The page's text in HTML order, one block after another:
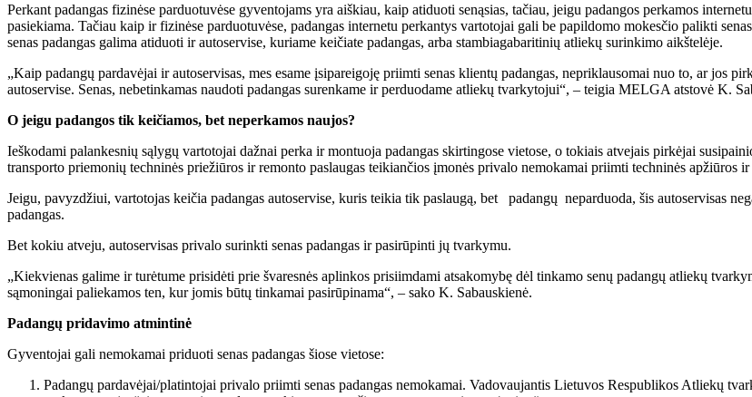
Perkant padangas fizinėse parduotuvėse gyventojams yra aiškiau, kaip atiduoti senąsias, tačiau, jeigu padangos perkamos
pasiekiama. Tačiau kaip ir fizinėse parduotuvėse, padangas internetu perkantys vartotojai gali be papildomo mokesčio palikti
senas padangas galima atiduoti ir autoservise, kuriame keičiate padangas, arba stambiagabaritinių atliekų surinkimo aikštelėje.
„Kaip padangų pardavėjai ir autoservisas, mes esame įsipareigoję priimti senas klientų padangas, nepriklausomai nuo to, ar jos
autoservise. Senas, nebetinkamas naudoti padangas surenkame ir perduodame atliekų tvarkytojui“, – teigia MELGA atstovė K.
O jeigu padangos tik keičiamos, bet neperkamos naujos?
Ieškodami palankesnių sąlygų vartotojai dažnai perka ir montuoja padangas skirtingose vietose, o tokiais atvejais pirkėjai
transporto priemonių techninės priežiūros ir remonto paslaugas teikiančios įmonės privalo nemokamai priimti techninės apžiūros
Jeigu, pavyzdžiui, vartotojas keičia padangas autoservise, kuris teikia tik paslaugą, bet padangų neparduoda, šis autoservisas
padangas.
Bet kokiu atveju, autoservisas privalo surinkti senas padangas ir pasirūpinti jų tvarkymu.
„Kiekvienas galime ir turėtume prisidėti prie švaresnės aplinkos prisiimdami atsakomybę dėl tinkamo senų padangų atliekų
sąmoningai paliekamos ten, kur jomis būtų tinkamai pasirūpinama“, – sako K. Sabauskienė.
Padangų pridavimo atmintinė
Gyventojai gali nemokamai priduoti senas padangas šiose vietose:
Padangų pardavėjai/platintojai privalo priimti senas padangas nemokamai. Vadovaujantis Lietuvos Respublikos Atliekų